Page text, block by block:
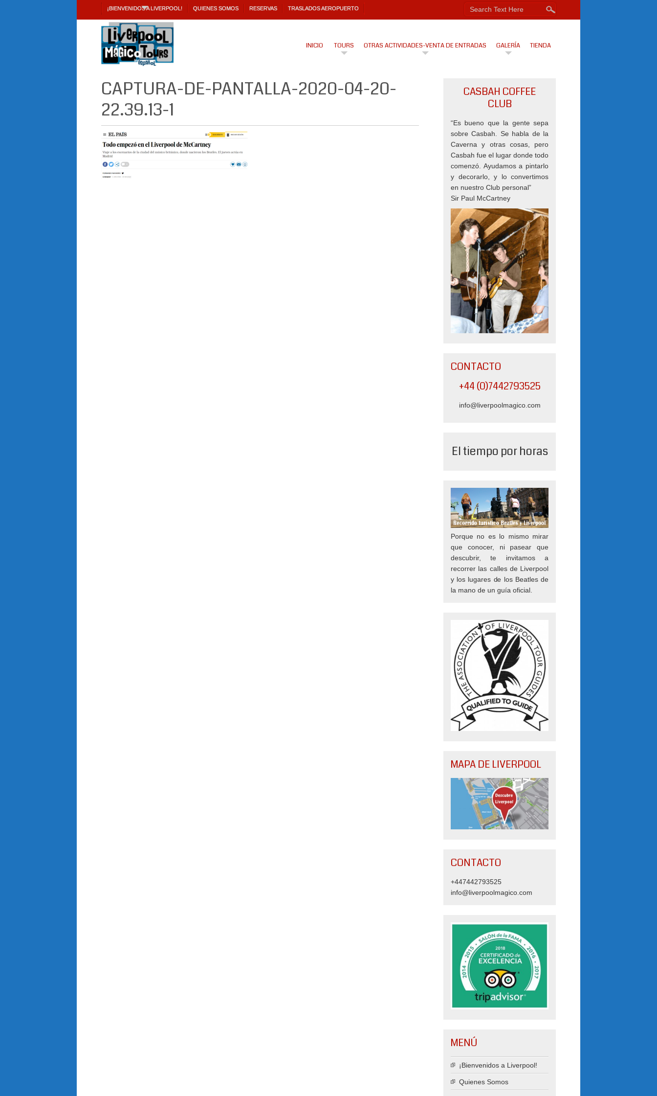
¡BIENVENIDOS A LIVERPOOL! QUIENES SOMOS RESERVAS TRASLADOS AEROPUERTO
INICIO TOURS OTRAS ACTIVIDADES-VENTA DE ENTRADAS GALERÍA TIENDA
CAPTURA-DE-PANTALLA-2020-04-20-
22.39.13-1
CASBAH COFFEE
CLUB
“Es bueno que la gente sepa
sobre Casbah. Se habla de la
Caverna y otras cosas, pero
Casbah fue el lugar donde todo
comenzó. Ayudamos a pintarlo
y decorarlo, y lo convertimos
en nuestro Club personal”
Sir Paul McCartney
CONTACTO
+44 (0)7442793525
info@liverpoolmagico.com
El tiempo por horas
Porque no es lo mismo mirar
que conocer, ni pasear que
descubrir, te invitamos a
recorrer las calles de Liverpool
y los lugares de los Beatles de
la mano de un guía oficial.
MAPA DE LIVERPOOL
CONTACTO
+447442793525
info@liverpoolmagico.com
MENÚ
¡Bienvenidos a Liverpool!
Quienes Somos